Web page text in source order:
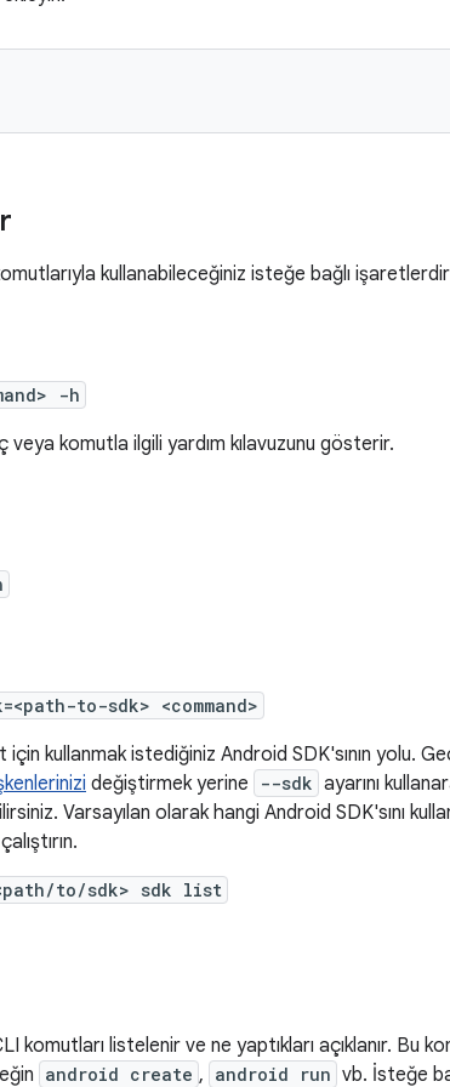
kullanabileceğiniz isteğe bağlı
-h
veya komutla ilgili yardım kılavuzunu gösterir.
to-sdk> <command>
için kullanmak istediğiniz Android SDK'sının yolu.
değiştirmek yerine --sdk ayarını
Varsayılan olarak hangi Android SDK'sını
to/sdk> sdk list
komutları listelenir ve ne yaptıkları açıklanır. Bu
android create , android run vb. İsteğe